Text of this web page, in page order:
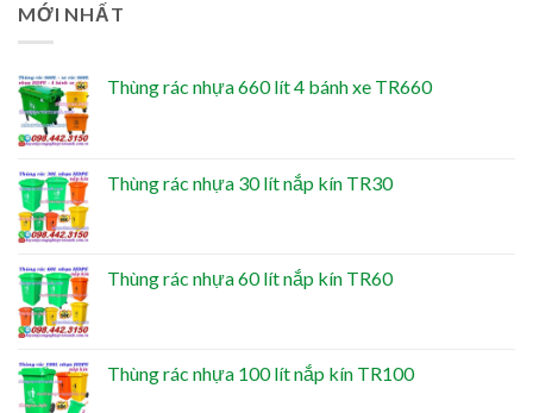
MỚI NHẤT
Thùng rác nhựa 660 lít 4 bánh xe TR660
Thùng rác nhựa 30 lít nắp kín TR30
Thùng rác nhựa 60 lít nắp kín TR60
Thùng rác nhựa 100 lít nắp kín TR100